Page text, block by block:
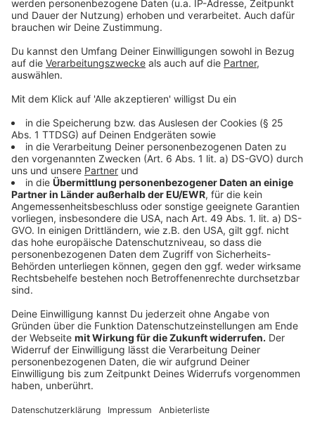
Anzeige
Was muss ich beachten, wenn ich selbst
Tiere draußen halte?
Anzeige
Den meisten Haustieren macht die Kälte nichts aus.
Katzen, die als Freigänger gehalten werden, sollten die
wenn es ihnen zu kalt ist. In besonders kalten Nächten
sollten sie direkt im Haus bleiben. Dort sollten sie
einen Platz haben, der vor Zugluft geschützt ist, um
einen Schnupfen zu vermeiden.
Meerschweinchen können das ganze Jahr über